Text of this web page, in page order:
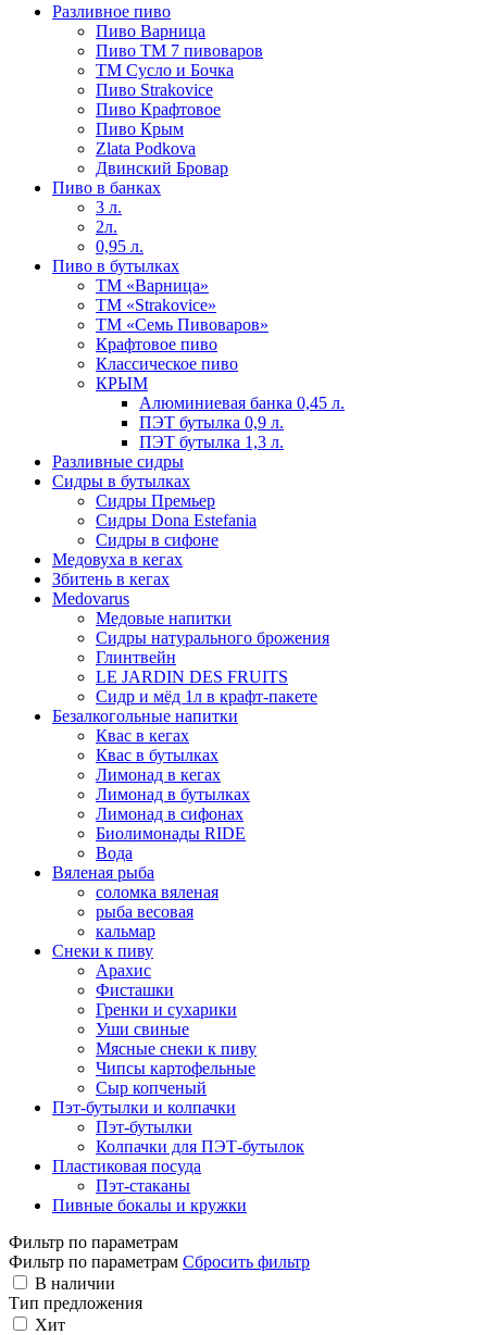
Разливное пиво
Пиво Варница
Пиво ТМ 7 пивоваров
ТМ Сусло и Бочка
Пиво Strakovice
Пиво Крафтовое
Пиво Крым
Zlata Podkova
Двинский Бровар
Пиво в банках
3 л.
2л.
0,95 л.
Пиво в бутылках
ТМ «Варница»
ТМ «Strakovice»
ТМ «Семь Пивоваров»
Крафтовое пиво
Классическое пиво
КРЫМ
Алюминиевая банка 0,45 л.
ПЭТ бутылка 0,9 л.
ПЭТ бутылка 1,3 л.
Разливные сидры
Сидры в бутылках
Сидры Премьер
Сидры Dona Estefania
Сидры в сифоне
Медовуха в кегах
Збитень в кегах
Medovarus
Медовые напитки
Сидры натурального брожения
Глинтвейн
LE JARDIN DES FRUITS
Сидр и мёд 1л в крафт-пакете
Безалкогольные напитки
Квас в кегах
Квас в бутылках
Лимонад в кегах
Лимонад в бутылках
Лимонад в сифонах
Биолимонады RIDE
Вода
Вяленая рыба
соломка вяленая
рыба весовая
кальмар
Снеки к пиву
Арахис
Фисташки
Гренки и сухарики
Уши свиные
Мясные снеки к пиву
Чипсы картофельные
Сыр копченый
Пэт-бутылки и колпачки
Пэт-бутылки
Колпачки для ПЭТ-бутылок
Пластиковая посуда
Пэт-стаканы
Пивные бокалы и кружки
Фильтр по параметрам
Фильтр по параметрам Сбросить фильтр
В наличии
Тип предложения
Хит